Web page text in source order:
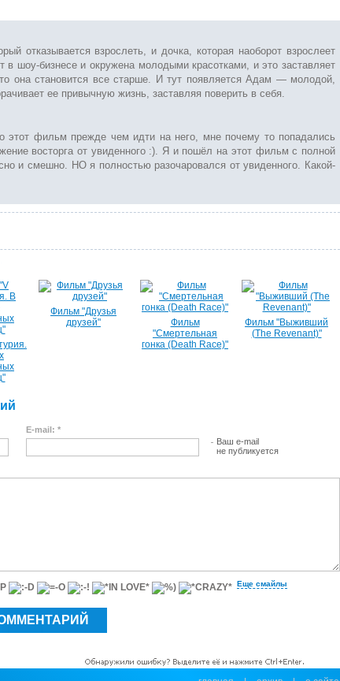
отказывается взрослеть, и дочка, которая наоборот взрослеет
в шоу-бизнесе и окружена молодыми красотками, и это заставляет
она становится все старше. И тут появляется Адам — молодой,
ее привычную жизнь, заставляя поверить в себя.
этот фильм прежде чем идти на него, мне почему то попадались
восторга от увиденного :). Я и пошёл на этот фильм с полной
и смешно. НО я полностью разочаровался от увиденного. Какой-
Фильм "Друзья
друзей"
Фильм
"Смертельная
гонка (Death Race)"
Фильм "Выживший
(The Revenant)"
E-mail: *
Ваш e-mail
не публикуется
Еще смайлы